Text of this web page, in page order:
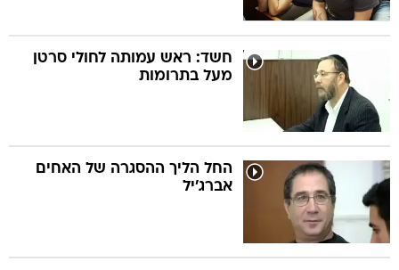
חשד: ראש עמותה לחולי סרטן
מעל בתרומות
החל הליך ההסגרה של האחים
אברג'יל